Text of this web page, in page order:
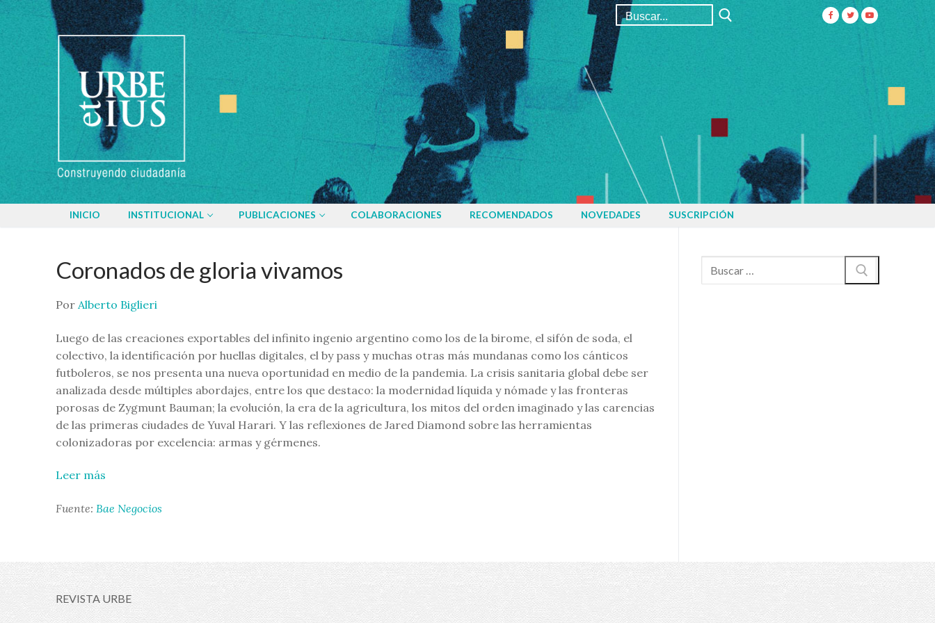
Buscar:
INICIO INSTITUCIONAL PUBLICACIONES COLABORACIONES RECOMENDADOS NOVEDADES SUSCRIPCIÓN
Coronados de gloria vivamos
Por Alberto Biglieri
Luego de las creaciones exportables del infinito ingenio argentino como los de la birome, el sifón de soda, el
colectivo, la identificación por huellas digitales, el by pass y muchas otras más mundanas como los cánticos
futboleros, se nos presenta una nueva oportunidad en medio de la pandemia. La crisis sanitaria global debe ser
analizada desde múltiples abordajes, entre los que destaco: la modernidad líquida y nómade y las fronteras
porosas de Zygmunt Bauman; la evolución, la era de la agricultura, los mitos del orden imaginado y las carencias
de las primeras ciudades de Yuval Harari. Y las reflexiones de Jared Diamond sobre las herramientas
colonizadoras por excelencia: armas y gérmenes.
Leer más
Fuente: Bae Negocios
Buscar:
REVISTA URBE